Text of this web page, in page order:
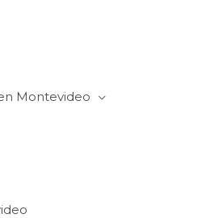
Montevideo